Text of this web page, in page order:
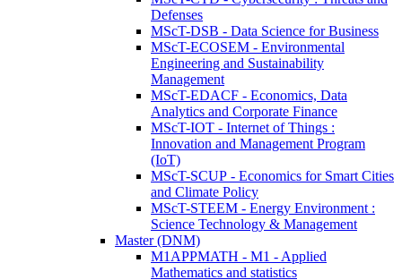
Defenses
MScT-DSB - Data Science for Business
MScT-ECOSEM - Environmental
Engineering and Sustainability
Management
MScT-EDACF - Economics, Data
Analytics and Corporate Finance
MScT-IOT - Internet of Things :
Innovation and Management Program
(IoT)
MScT-SCUP - Economics for Smart Cities
and Climate Policy
MScT-STEEM - Energy Environment :
Science Technology & Management
Master (DNM)
M1APPMATH - M1 - Applied
Mathematics and statistics